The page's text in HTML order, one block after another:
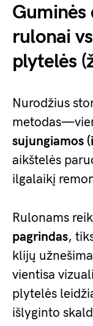
Guminės
rulonai
plytelės
Nurodžius
sujungiamos
aikštelės
ilgalaikį
Rulonams
pagrindas,
klijų
vientisa
plytelės
išlyginto